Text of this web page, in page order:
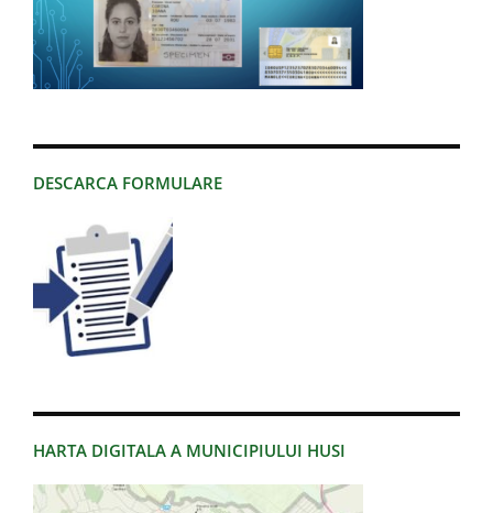
DESCARCA FORMULARE
HARTA DIGITALA A MUNICIPIULUI HUSI